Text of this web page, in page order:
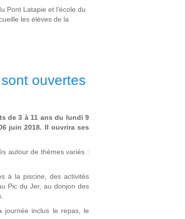
Pont Latapie et l’école du
les élèves de la
ouvertes
de 3 à 11 ans du lundi 9
juin 2018. Il ouvrira ses
autour de thèmes variés :
à la piscine, des activités
Pic du Jer, au donjon des
journée inclus le repas, le